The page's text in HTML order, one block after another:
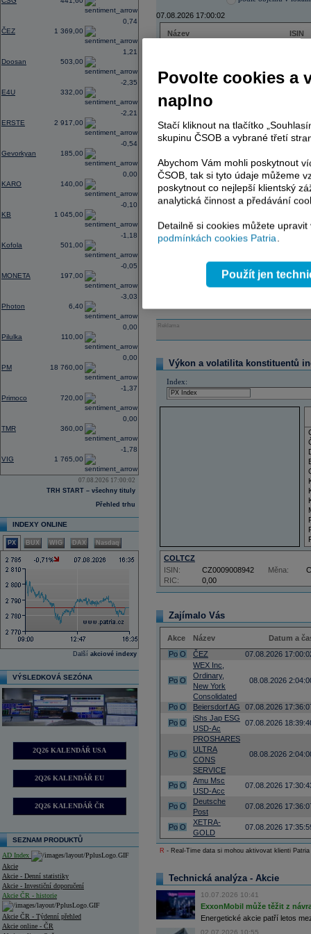
ČEZ 1 369,00
0,74
Doosan 503,00
1,21
E4U 332,00
-2,35
ERSTE 2 917,00
-2,21
Gevorkyan 185,00
-0,54
KARO 140,00
0,00
KB 1 045,00
-0,10
Kofola 501,00
-1,18
MONETA 197,00
-0,05
Photon 6,40
-3,03
Pilulka 110,00
0,00
PM 18 760,00
0,00
Primoco 720,00
-1,37
TMR 360,00
0,00
VIG 1 765,00
-1,78
07.08.2026 17:00:02
TRH START – všechny tituly
Přehled trhu
INDEXY ONLINE
PX BUX WIG DAX Nasdaq
Další akciové indexy
VÝSLEDKOVÁ SEZÓNA
2Q26 KALENDÁŘ USA
2Q26 KALENDÁŘ EU
2Q26 KALENDÁŘ ČR
SEZNAM PRODUKTŮ
AD Index
Akcie
Akcie - Denní statistiky
Akcie - Investiční doporučení
Akcie ČR - historie
Akcie ČR - Týdenní přehled
Akcie online - ČR
07.08.2026 17:00:02
Název
ISIN
ERSTE BANK
TMR
AD index - vývoj
Region
Reklama
Výkon a volatilita konstituentů
Index:
COLTCZ
RIC: 0,00
ISIN: CZ0009008942 Měna:
Zajímalo Vás
Akce Název
Datum a
Po O ČEZ 07.08.2026
Po O
WEX Inc,
Ordinary,
New York
Consolidated
08.08.2026
Po O Beiersdorf AG
07.08.2026
Po O
iShs Jap ESG
USD-Ac
07.08.2026
Po O
PROSHARES
ULTRA
CONS
SERVICE
08.08.2026
Po O
Amu Msc
USD-Acc
07.08.2026
Po O
Deutsche
Post
07.08.2026
Po O
XETRA-
GOLD
07.08.2026
R - Real-Time data si mohou aktivovat klienti
Technická analýza - Akcie
10.07.2026 10:41
ExxonMobil může těžit z
Energetické akcie patří letos
02.07.2026 10:55
Povolte cookies a
naplno
Stačí kliknout na tlačítko
skupinu ČSOB a vybrané třetí
Abychom Vám mohli poskytnout
ČSOB, tak si tyto údaje můžeme
poskytnout co nejlepší klientský
analytická činnost a předávání
Detailně si cookies můžete
podmínkách cookies Patria.
Použít jen